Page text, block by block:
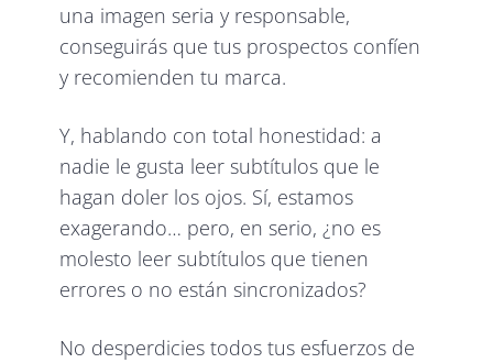
una imagen seria y responsable,
conseguirás que tus prospectos confíen
y recomienden tu marca.
Y, hablando con total honestidad: a
nadie le gusta leer subtítulos que le
hagan doler los ojos. Sí, estamos
exagerando… pero, en serio, ¿no es
molesto leer subtítulos que tienen
errores o no están sincronizados?
No desperdicies todos tus esfuerzos de